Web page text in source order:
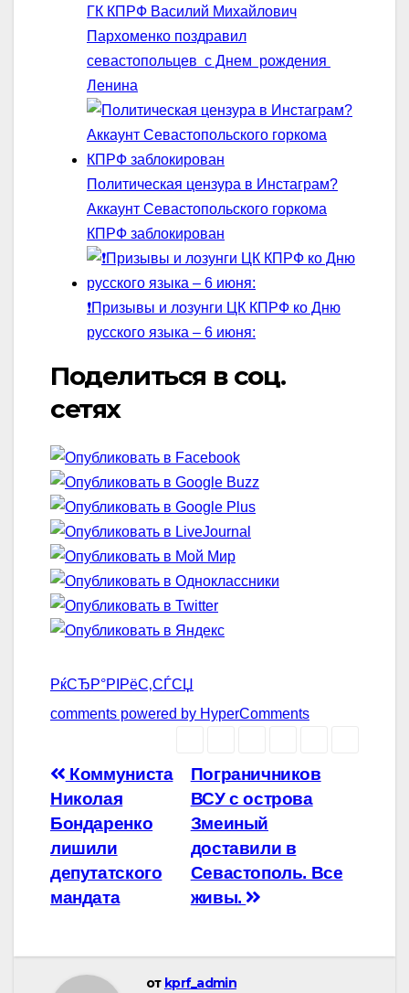
ГК КПРФ Василий Михайлович
Пархоменко поздравил
севастопольцев с Днем рождения
Ленина
Политическая цензура в Инстаграм?
Аккаунт Севастопольского горкома
КПРФ заблокирован
❗Призывы и лозунги ЦК КПРФ ко Дню
русского языка – 6 июня:
Поделиться в соц.
сетях
РќСЂР°РІРёС‚СЃСЏ
comments powered by HyperComments
Навигация
по
записям
Пограничников
ВСУ с острова
Змеиный
доставили в
Севастополь. Все
живы.
Коммуниста
Николая
Бондаренко
лишили
депутатского
мандата
от kprf_admin